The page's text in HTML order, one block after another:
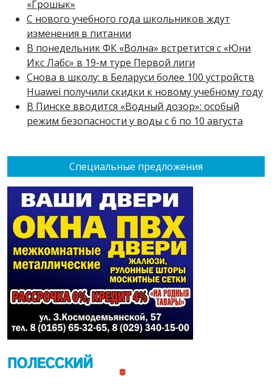
Специальные предложения
«Грошык»
С нового учебного года школьников ждут
изменения в питании
В понедельник ФК «Волна» встретится с «Юни
Икс Лабс» в 19-м туре Первой лиги
Снова в школу: в Беларуси более 100 устройств
Huawei получили скидки к новому учебному году
В Пинске вводится «Водный дозор»: особый
режим безопасности у воды с 6 по 10 августа